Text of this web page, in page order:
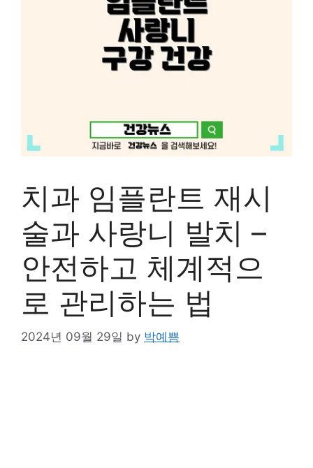
치과 임플란트 재시
술과 사랑니 발치 –
안전하고 체계적으
로 관리하는 법
2024년 09월 29일 by 박예쁨